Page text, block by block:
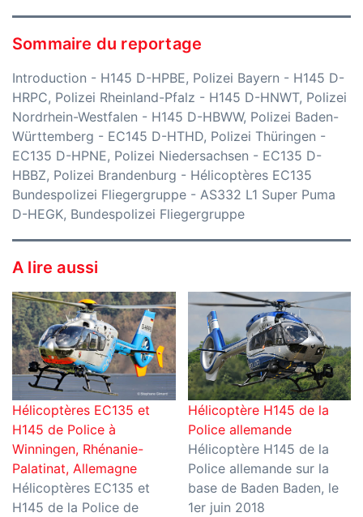
Sommaire du reportage
Introduction - H145 D-HPBE, Polizei Bayern - H145 D-
HRPC, Polizei Rheinland-Pfalz - H145 D-HNWT, Polizei
Nordrhein-Westfalen - H145 D-HBWW, Polizei Baden-
Württemberg - EC145 D-HTHD, Polizei Thüringen -
EC135 D-HPNE, Polizei Niedersachsen - EC135 D-
HBBZ, Polizei Brandenburg - Hélicoptères EC135
Bundespolizei Fliegergruppe - AS332 L1 Super Puma
D-HEGK, Bundespolizei Fliegergruppe
A lire aussi
Hélicoptères EC135 et
H145 de Police à
Winningen, Rhénanie-
Palatinat, Allemagne
Hélicoptères EC135 et
H145 de la Police de
Hélicoptère H145 de la
Police allemande
Hélicoptère H145 de la
Police allemande sur la
base de Baden Baden, le
1er juin 2018